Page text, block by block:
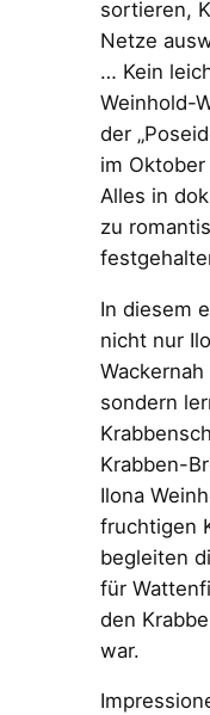
sortieren,
Netze
… Kein
Weinhold-
der
im
Alles in
zu
In diesem
nicht nur
sondern
Krabben-
Ilona
fruchtigen
begleiten
für
den
war.